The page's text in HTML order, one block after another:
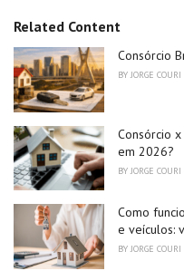
r
i
e
s
:
:Related Content
Consórcio
BY JORGE COURI
Consórcio x
em 2026?
BY JORGE COURI
Como
e veículos:
BY JORGE COURI